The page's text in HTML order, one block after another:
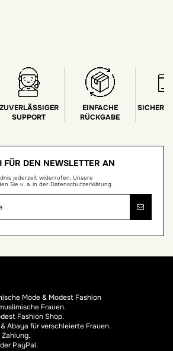
ZUVERLÄSSIGER
SUPPORT
EINFACHE
RÜCKGABE
SICHERE
FÜR DEN NEWSLETTER AN
jederzeit widerrufen. Unsere
Sie u. a. in der Datenschutzerklärung.
Mode & Modest Fashion
Frauen.
Fashion Shop.
Abaya für verschleierte Frauen.
PayPal.